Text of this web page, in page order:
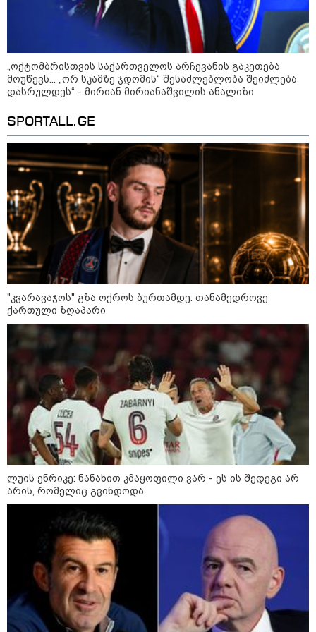
10:52 / 06-08-2026
ვაშინგტონს რაკეტების დეფიციტი აქვს? -
მედიის ცნობით, დონალდ ტრამპი პიტ
ჰეგსეთს დაუპირისპირდა: დეტალები
23:45 / 05-08-2026
ტრაგედია შოტლანდიაში - 35
წლის მამას 9 წლის
ქალიშვილის მკვლელობაში
14:08 / 05-08-2026
ლაიფციგის აეროპორტში
უკრაინულ თვითმფრინავთან
ახლოს ასაფეთქებელი
მოწყობილობით აღჭურვილი
დრონი აღმოაჩინეს - რას წერს
მედია
13:22 / 05-08-2026
საფრანგეთის სოფელში ტყის
ხანძრის შემდეგ მეორე
მსოფლიო ომის დროინდელი
ასობით ჭურვი აღმოაჩინეს -
"რიგრიგობით
ფეთქდებოდნენ..."
12:38 / 05-08-2026
იტალიაში ქალმა, ლატარიის
ბილეთი, რომელმაც 1 მლნ
მოიგო, შემთხვევით ნაგავში
გადააგდო - ის დასუფთავების
„ოქტომბრისთვის საქართველოს არჩევანის გაკეთება
მოუწევს... „ორ სკამზე ჯდომის“ შესაძლებლობა შეიძლება
დასრულდეს“ - მირიან მირიანაშვილის ანალიზი
SPORTALL.GE
"კვარავაჯოს" გზა ოქროს ბურთამდე: თანამედროვე
ქართული ზღაპარი
ლუის ენრიკე: ნანახით კმაყოფილი ვარ - ეს ის შედეგი არ
არის, რომელიც გვინდოდა